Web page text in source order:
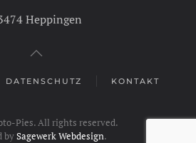
Heppingen
DATENSCHUTZ KONTAKT
Pies. All rights reserved.
bySagewerk Webdesign.